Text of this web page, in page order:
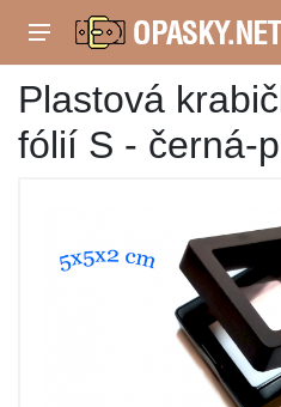
Plastová
fólií S - černá-